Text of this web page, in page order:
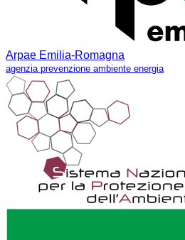
Arpae Emilia-Romagna
agenzia prevenzione ambiente energia